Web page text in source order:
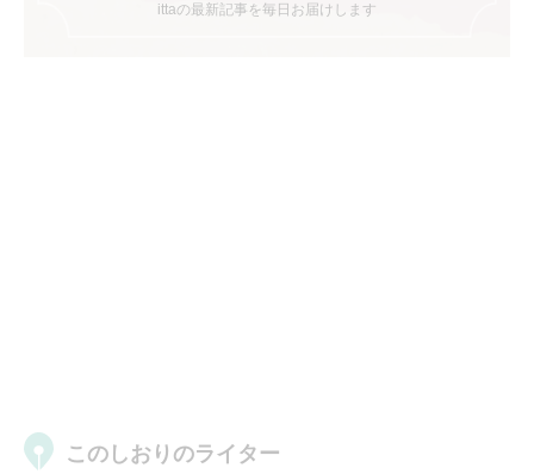
ittaの最新記事を毎日お届けします
このしおりのライター